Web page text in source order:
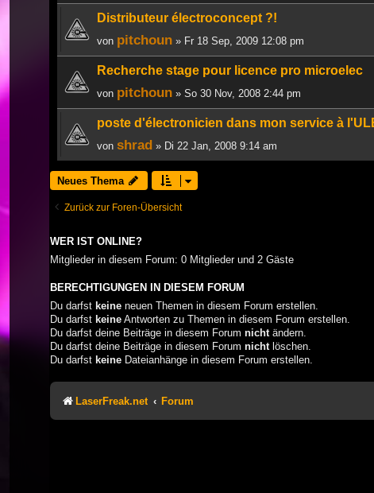
Distributeur électroconcept ?!
von pitchoun » Fr 18 Sep, 2009 12:08 pm
Recherche stage pour licence pro microelec
von pitchoun » So 30 Nov, 2008 2:44 pm
poste d'électronicien dans mon service à
von shrad » Di 22 Jan, 2008 9:14 am
Neues Thema
Zurück zur Foren-Übersicht
WER IST ONLINE?
Mitglieder in diesem Forum: 0 Mitglieder und 2 Gäste
BERECHTIGUNGEN IN DIESEM FORUM
Du darfst keine neuen Themen in diesem Forum erstellen.
Du darfst keine Antworten zu Themen in diesem Forum erstellen.
Du darfst deine Beiträge in diesem Forum nicht ändern.
Du darfst deine Beiträge in diesem Forum nicht löschen.
Du darfst keine Dateianhänge in diesem Forum erstellen.
LaserFreak.net Forum